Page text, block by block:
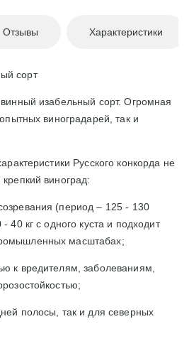
Отзывы Характеристики
сорт
изабельный сорт. Огромная
виноградарей, так и
Русского конкорда не
виноград:
(период – 125 - 130
40 кг с одного куста и подходит
масштабах;
к вредителям, заболеваниям,
полосы, так и для северных